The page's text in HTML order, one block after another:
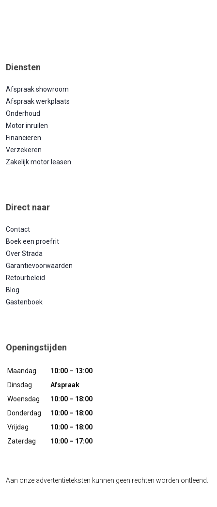
Diensten
Afspraak showroom
Afspraak werkplaats
Onderhoud
Motor inruilen
Financieren
Verzekeren
Zakelijk motor leasen
Direct naar
Contact
Boek een proefrit
Over Strada
Garantievoorwaarden
Retourbeleid
Blog
Gastenboek
Openingstijden
Maandag
10:00 – 13:00
Dinsdag
Afspraak
Woensdag
10:00 – 18:00
Donderdag
10:00 – 18:00
Vrijdag
10:00 – 18:00
Zaterdag
10:00 – 17:00
Aan onze advertentieteksten kunnen geen rechten worden ontleend.